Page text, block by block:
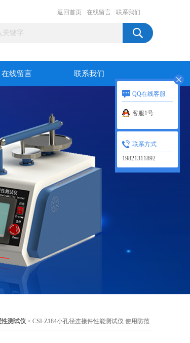
返回首页 在线留言 联系我们
在线留言 联系我们
性测试仪 > CSI-Z184小孔径连接件性能测试仪 使用防范
QQ在线客服
客服1号
联系方式
19821311892